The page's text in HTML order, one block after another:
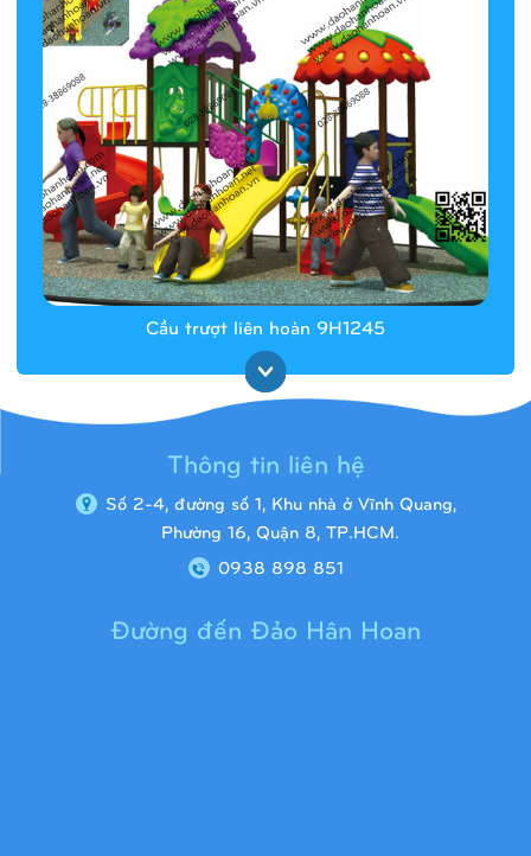
Cầu trượt liên hoàn 9H1245
Thông tin liên hệ
Số 2-4, đường số 1, Khu nhà ở Vĩnh Quang,
Phường 16, Quận 8, TP.HCM.
0938 898 851
Đường đến Đảo Hân Hoan